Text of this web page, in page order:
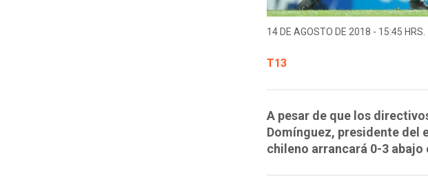
14 DE AGOSTO DE 2018 - 15:45 HRS.
T13
A pesar de que los
Domínguez, presidente del
chileno arrancará 0-3